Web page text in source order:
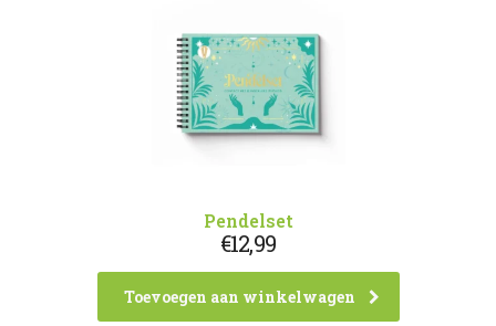
Pendelset
€12,99
Toevoegen aan winkelwagen